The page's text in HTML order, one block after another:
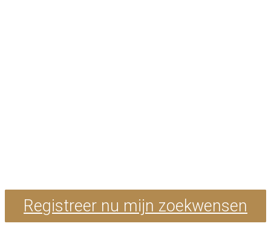
Registreer nu mijn zoekwensen